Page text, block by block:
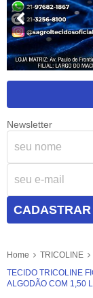
Newsletter
CADASTRAR
Home TRICOLINE
TECIDO TRICOLINE
ALGODÃO COM 1,50